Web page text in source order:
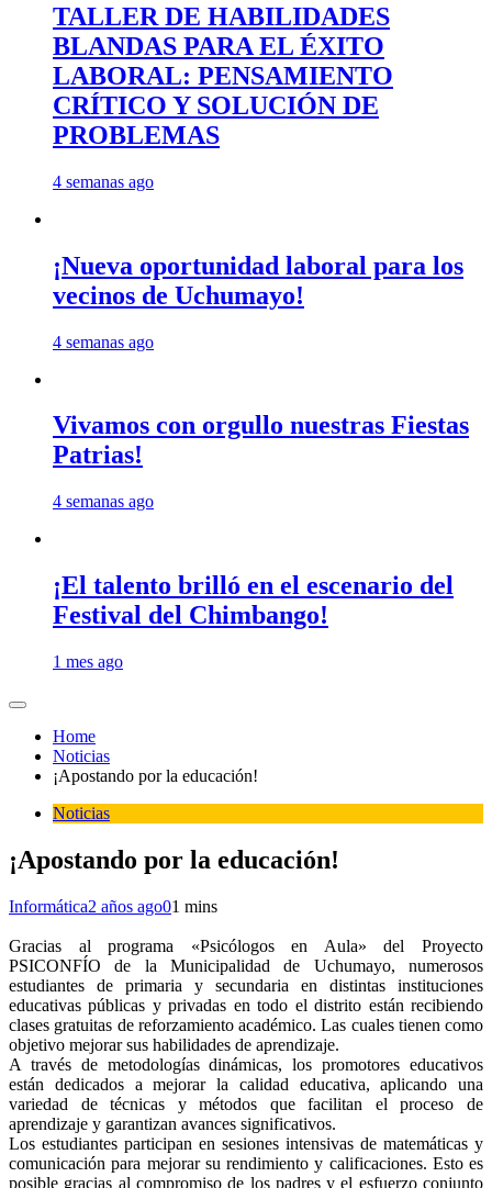
TALLER DE HABILIDADES
BLANDAS PARA EL ÉXITO
LABORAL: PENSAMIENTO
CRÍTICO Y SOLUCIÓN DE
PROBLEMAS
4 semanas ago
¡Nueva oportunidad laboral para los
vecinos de Uchumayo!
4 semanas ago
Vivamos con orgullo nuestras Fiestas
Patrias!
4 semanas ago
¡El talento brilló en el escenario del
Festival del Chimbango!
1 mes ago
Home
Noticias
¡Apostando por la educación!
Noticias
¡Apostando por la educación!
Informática2 años ago01 mins
Gracias al programa «Psicólogos en Aula» del Proyecto
PSICONFÍO de la Municipalidad de Uchumayo, numerosos
estudiantes de primaria y secundaria en distintas instituciones
educativas públicas y privadas en todo el distrito están recibiendo
clases gratuitas de reforzamiento académico. Las cuales tienen como
objetivo mejorar sus habilidades de aprendizaje.
A través de metodologías dinámicas, los promotores educativos
están dedicados a mejorar la calidad educativa, aplicando una
variedad de técnicas y métodos que facilitan el proceso de
aprendizaje y garantizan avances significativos.
Los estudiantes participan en sesiones intensivas de matemáticas y
comunicación para mejorar su rendimiento y calificaciones. Esto es
posible gracias al compromiso de los padres y el esfuerzo conjunto